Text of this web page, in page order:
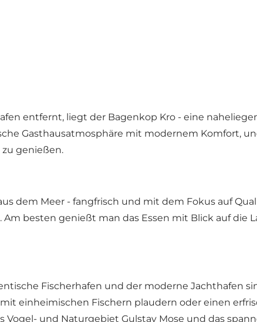
entfernt, liegt der Bagenkop Kro - eine
Gasthausatmosphäre mit modernem Komfort,
genießen.
dem Meer - fangfrisch und mit dem Fokus auf
besten genießt man das Essen mit Blick auf die
Fischerhafen und der moderne Jachthafen
einheimischen Fischern plaudern oder einen
und Naturgebiet Gulstav Mose und das